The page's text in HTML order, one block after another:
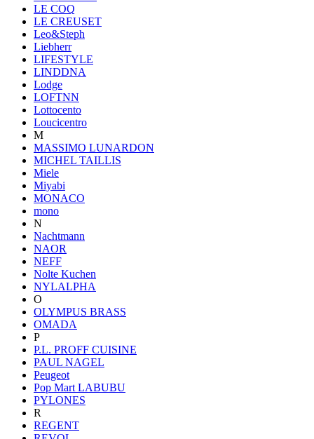
LE COQ
LE CREUSET
Leo&Steph
Liebherr
LIFESTYLE
LINDDNA
Lodge
LOFTNN
Lottocento
Loucicentro
M
MASSIMO LUNARDON
MICHEL TAILLIS
Miele
Miyabi
MONACO
mono
N
Nachtmann
NAOR
NEFF
Nolte Kuchen
NYLALPHA
O
OLYMPUS BRASS
OMADA
P
P.L. PROFF CUISINE
PAUL NAGEL
Peugeot
Pop Mart LABUBU
PYLONES
R
REGENT